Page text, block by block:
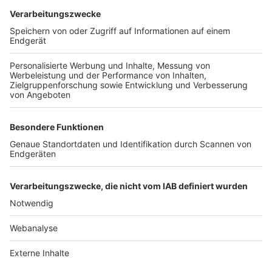
TOP-VEREINE
TOP-PARTNER
Nutzungsbedingungen Datenschutz Impressum